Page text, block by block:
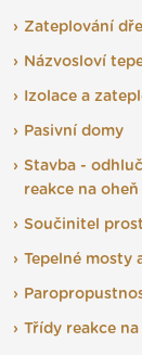
Zateplování
Názvosloví
Izolace a
Pasivní domy
Stavba -
reakce na oheň
Součinitel
Tepelné mosty
Třídy reakce